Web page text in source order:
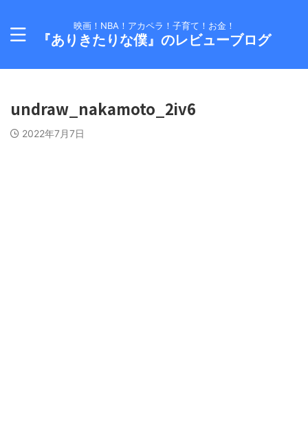
映画！NBA！アカペラ！子育て！お金！
『ありきたりな僕』のレビューブログ
undraw_nakamoto_2iv6
2022年7月7日